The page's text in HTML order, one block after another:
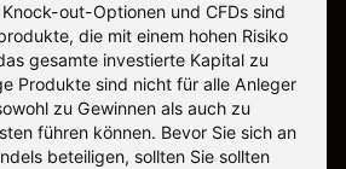
out-Optionen und CFDs sind
die mit einem hohen Risiko
gesamte investierte Kapital zu
Produkte sind nicht für alle Anleger
zu Gewinnen als auch zu
führen können. Bevor Sie sich an
beteiligen, sollten Sie sollten